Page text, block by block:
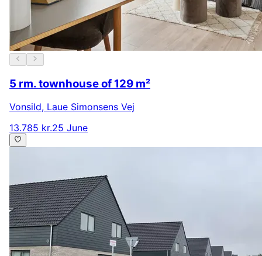
5 rm. townhouse of 129 m²
Vonsild, Laue Simonsens Vej
13.785 kr.25 June